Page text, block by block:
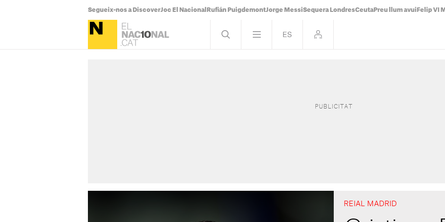
Segueix-nos a DiscoverJoc El Nacional Rufián PuigdemontJorge MessiSequera LondresCeuta Preu llum avui Felip VI
REIAL MADRID